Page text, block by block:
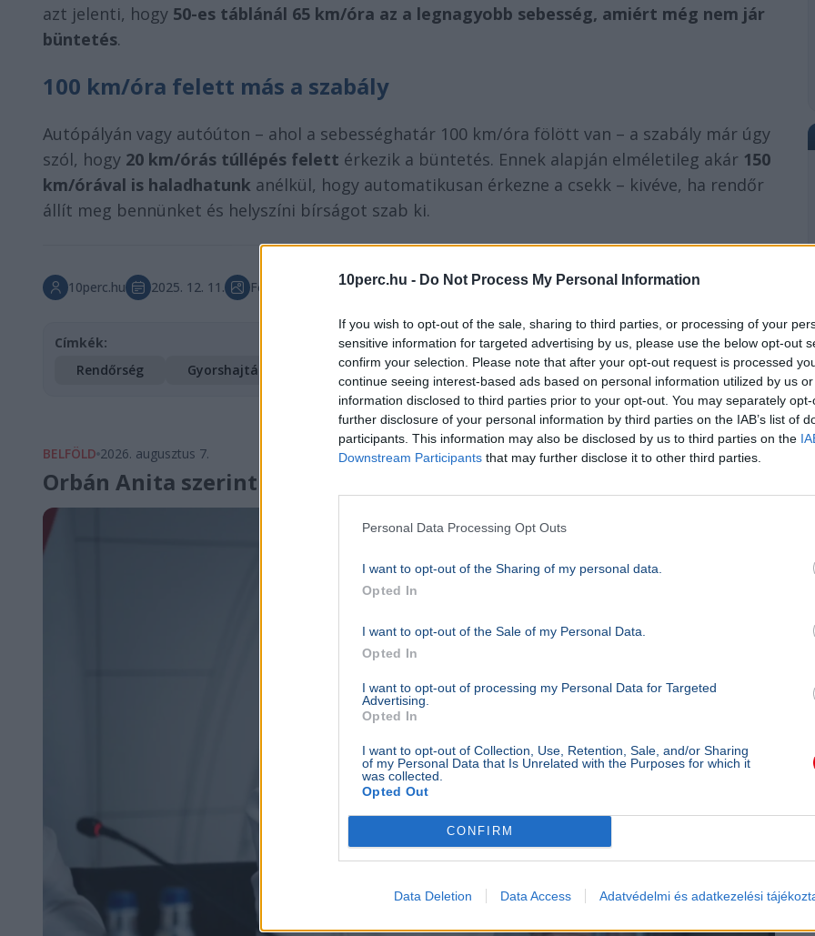
10perc.hu - Do Not Process My Personal Information
If you wish to opt-out of the sale, sharing to third parties, or processing of your
sensitive information for targeted advertising by us, please use the below opt-out
confirm your selection. Please note that after your opt-out request is processed
continue seeing interest-based ads based on personal information utilized by us
information disclosed to third parties prior to your opt-out. You may separately
further disclosure of your personal information by third parties on the IAB’s list of
participants. This information may also be disclosed by us to third parties on the
Downstream Participants that may further disclose it to other third parties.
Personal Data Processing Opt Outs
I want to opt-out of the Sharing of my personal data.
Opted In
I want to opt-out of the Sale of my Personal Data.
Opted In
I want to opt-out of processing my Personal Data for Targeted
Advertising.
Opted In
I want to opt-out of Collection, Use, Retention, Sale, and/or Sharing
of my Personal Data that Is Unrelated with the Purposes for which it
was collected.
Opted Out
CONFIRM
Data Deletion Data Access Adatvédelmi és adatkezelési
azt jelenti, hogy 50-es táblánál 65 km/óra az a legnagyobb sebesség, amiért még nem jár
büntetés.
100 km/óra felett más a szabály
Autópályán vagy autóúton – ahol a sebességhatár 100 km/óra fölött van – a szabály már úgy
szól, hogy 20 km/órás túllépés felett érkezik a büntetés. Ennek alapján elméletileg akár 150
km/órával is haladhatunk anélkül, hogy automatikusan érkezne a csekk – kivéve, ha rendőr
állít meg bennünket és helyszíni bírságot szab ki.
10perc.hu 2025. 12. 11. Főkép forrása: Illusztráció
Címkék:
Rendőrség
Gyorshajtás
BELFÖLD 2026. augusztus 7.
Orbán Anita szerint súlyos hibát követett el Magyarország